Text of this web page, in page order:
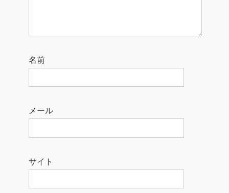
名前
メール
サイト